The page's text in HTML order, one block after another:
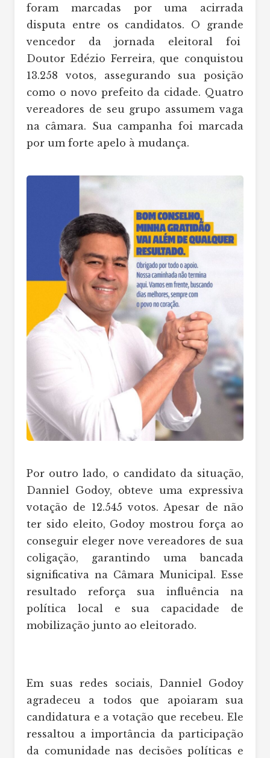
foram marcadas por uma acirrada
disputa entre os candidatos. O grande
vencedor da jornada eleitoral foi
Doutor Edézio Ferreira, que conquistou
13.258 votos, assegurando sua posição
como o novo prefeito da cidade. Quatro
vereadores de seu grupo assumem vaga
na câmara. Sua campanha foi marcada
por um forte apelo à mudança.
Por outro lado, o candidato da situação,
Danniel Godoy, obteve uma expressiva
votação de 12.545 votos. Apesar de não
ter sido eleito, Godoy mostrou força ao
conseguir eleger nove vereadores de sua
coligação, garantindo uma bancada
significativa na Câmara Municipal. Esse
resultado reforça sua influência na
política local e sua capacidade de
mobilização junto ao eleitorado.
Em suas redes sociais, Danniel Godoy
agradeceu a todos que apoiaram sua
candidatura e a votação que recebeu. Ele
ressaltou a importância da participação
da comunidade nas decisões políticas e